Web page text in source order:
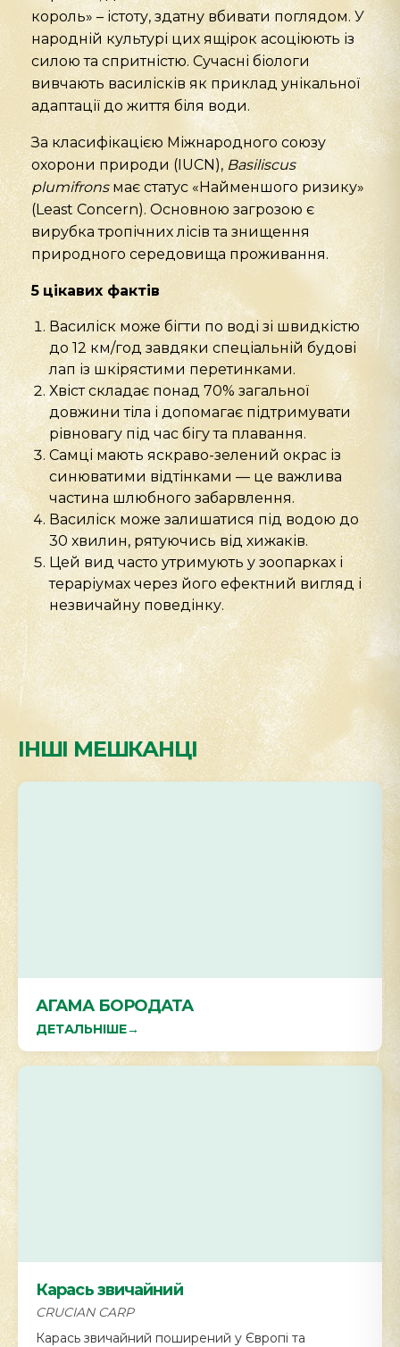
король» – істоту, здатну вбивати поглядом. У
народній культурі цих ящірок асоціюють із
силою та спритністю. Сучасні біологи
вивчають василісків як приклад унікальної
адаптації до життя біля води.
За класифікацією Міжнародного союзу
охорони природи (IUCN), Basiliscus
plumifronsмає статус «Найменшого ризику»
(Least Concern). Основною загрозою є
вирубка тропічних лісів та знищення
природного середовища проживання.
5 цікавих фактів
Василіск може бігти по воді зі швидкістю
до 12 км/год завдяки спеціальній будові
лап із шкірястими перетинками.
Хвіст складає понад 70% загальної
довжини тіла і допомагає підтримувати
рівновагу під час бігу та плавання.
Самці мають яскраво-зелений окрас із
синюватими відтінками — це важлива
частина шлюбного забарвлення.
Василіск може залишатися під водою до
30 хвилин, рятуючись від хижаків.
Цей вид часто утримують у зоопарках і
тераріумах через його ефектний вигляд і
незвичайну поведінку.
ІНШІ МЕШКАНЦІ
АГАМА БОРОДАТА
ДЕТАЛЬНІШЕ→
Карась звичайний
CRUCIAN CARP
Карась звичайний поширений у Європі та